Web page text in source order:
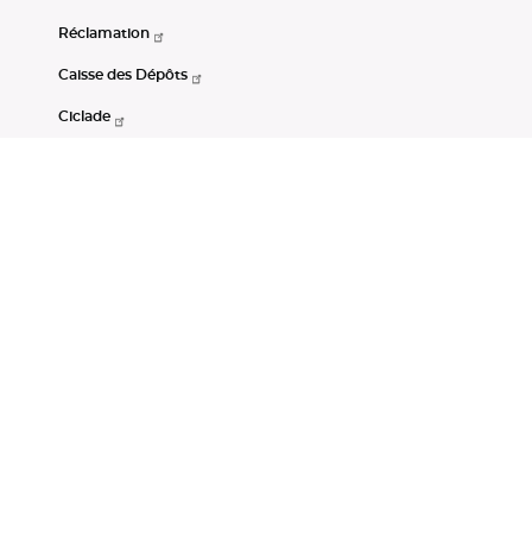
Réclamation
Caisse des Dépôts
Ciclade